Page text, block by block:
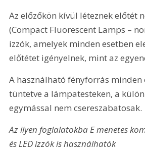
Az előzőkön kívül léteznek előtét
(Compact Fluorescent Lamps –
izzók, amelyek minden esetben
előtétet igényelnek, mint az
A használható fényforrás minden
tüntetve a lámpatesteken, a
egymással nem csereszabatosak.
Az ilyen foglalatokba E menetes
és LED izzók is használhatók